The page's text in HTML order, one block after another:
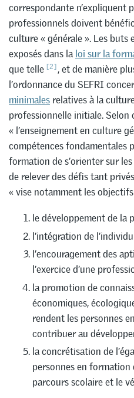
correspondante n’expliquent
professionnels doivent
culture « générale ». Les
exposés dans la loi sur la
que telle [2], et de manière
l’ordonnance du SEFRI
minimales relatives à la
professionnelle initiale. Selon
« l’enseignement en culture
compétences fondamentales
formation de s’orienter sur
de relever des défis tant
« vise notamment les
le développement de la
l’intégration de
l’encouragement des
l’exercice d’une
la promotion de
économiques,
rendent les personnes
contribuer au
la concrétisation de
personnes en formation
parcours scolaire et le